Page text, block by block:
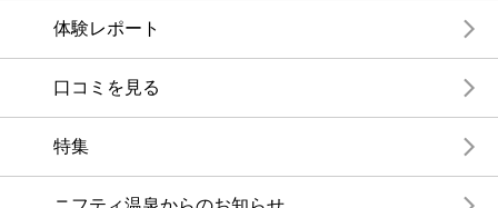
体験レポート
口コミを見る
特集